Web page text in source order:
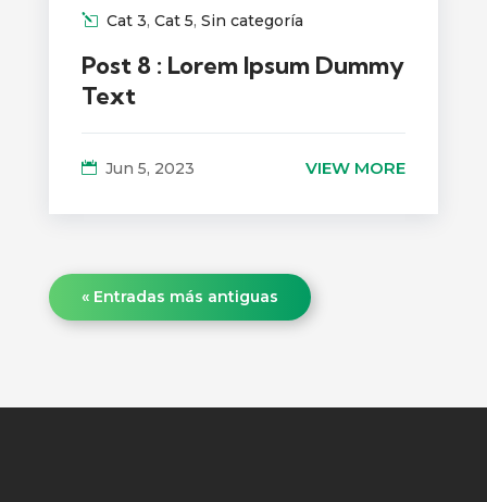
Cat 3, Cat 5, Sin categoría
Post 8 : Lorem Ipsum Dummy
Text
Jun 5, 2023 VIEW MORE
« Entradas más antiguas